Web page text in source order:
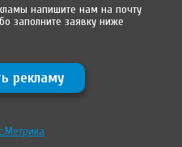
напишите нам на почту
заполните заявку ниже
рекламу